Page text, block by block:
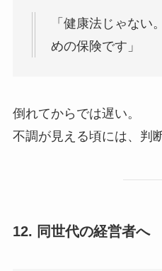
「健康法じゃない
めの保険です」
倒れてからでは遅い。
不調が見える頃には、判
12. 同世代の経営者へ